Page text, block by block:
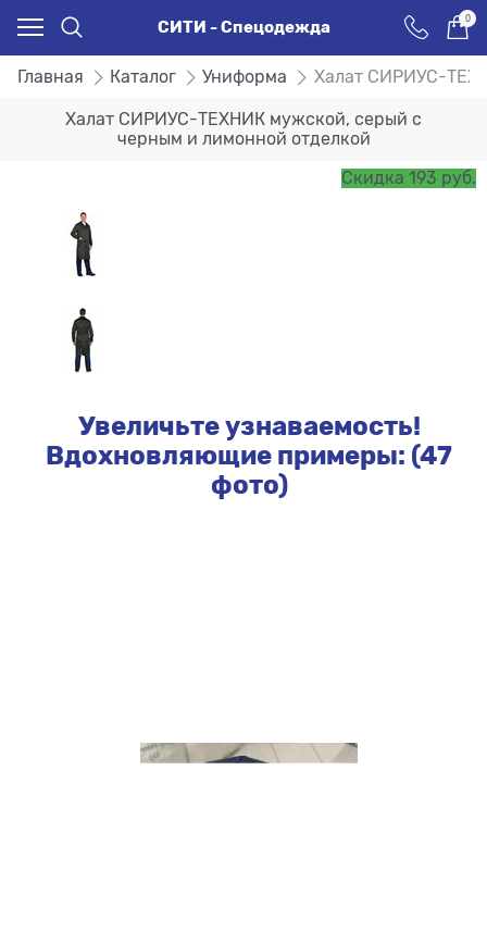
СИТИ - Спецодежда 0
Главная Каталог Униформа Халат СИРИУС-
Халат СИРИУС-ТЕХНИК мужской, серый с
черным и лимонной отделкой
Скидка 193 руб.
Увеличьте узнаваемость!
Вдохновляющие примеры: (47
фото)